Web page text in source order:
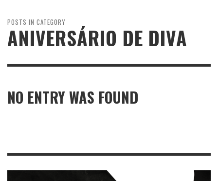
POSTS IN CATEGORY
ANIVERSÁRIO DE DIVA
NO ENTRY WAS FOUND